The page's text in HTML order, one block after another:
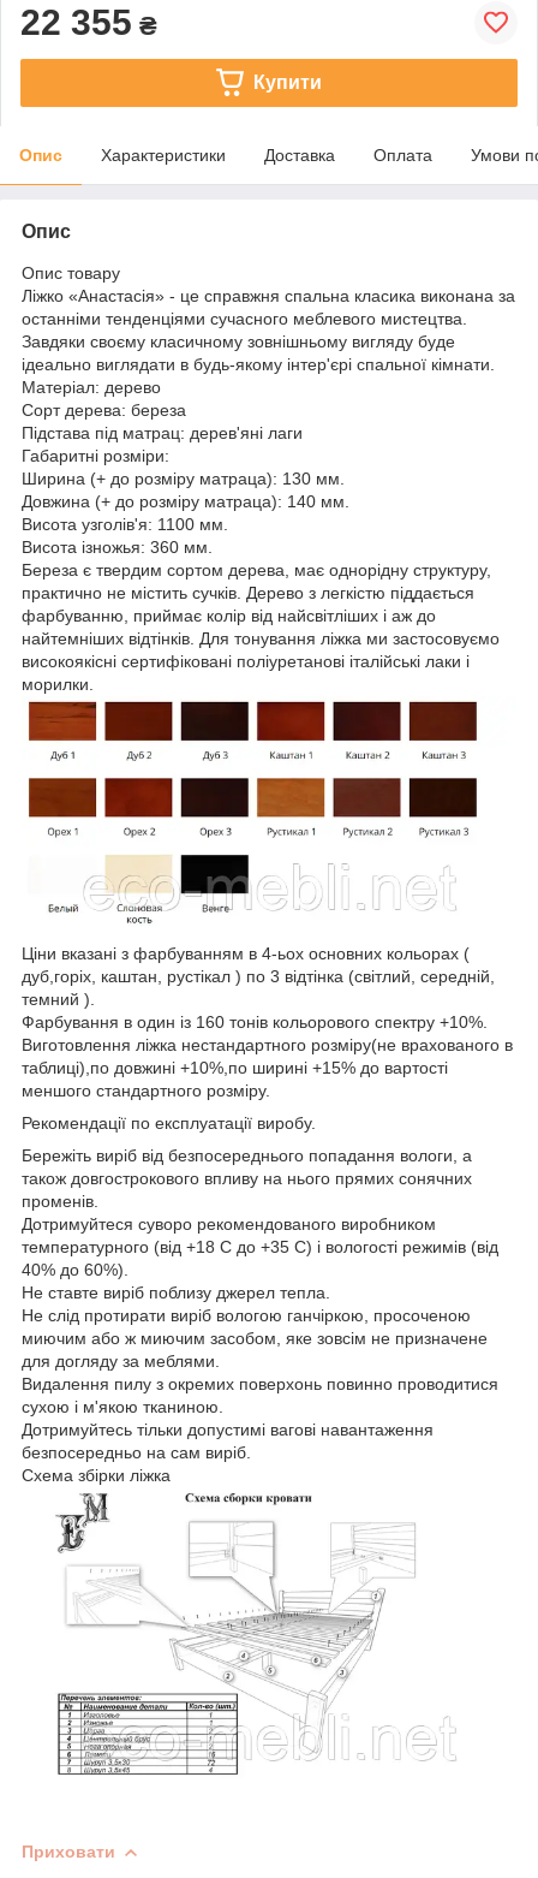
22 355 ₴
Купити
Опис Характеристики Доставка Оплата Умови
Опис
Опис товару
Ліжко «Анастасія» - це справжня спальна класика виконана за
останніми тенденціями сучасного меблевого мистецтва.
Завдяки своєму класичному зовнішньому вигляду буде
ідеально виглядати в будь-якому інтер'єрі спальної кімнати.
Матеріал: дерево
Сорт дерева: береза
Підстава під матрац: дерев'яні лаги
Габаритні розміри:
Ширина (+ до розміру матраца): 130 мм.
Довжина (+ до розміру матраца): 140 мм.
Висота узголів'я: 1100 мм.
Висота ізножья: 360 мм.
Береза є твердим сортом дерева, має однорідну структуру,
практично не містить сучків. Дерево з легкістю піддається
фарбуванню, приймає колір від найсвітліших і аж до
найтемніших відтінків. Для тонування ліжка ми застосовуємо
високоякісні сертифіковані поліуретанові італійські лаки і
морилки.
Ціни вказані з фарбуванням в 4-ьох основних кольорах (
дуб,горіх, каштан, рустікал ) по 3 відтінка (світлий, середній,
темний ).
Фарбування в один із 160 тонів кольорового спектру +10%.
Виготовлення ліжка нестандартного розміру(не врахованого в
таблиці),по довжині +10%,по ширині +15% до вартості
меншого стандартного розміру.
Рекомендації по експлуатації виробу.
Бережіть виріб від безпосереднього попадання вологи, а
також довгострокового впливу на нього прямих сонячних
променів.
Дотримуйтеся суворо рекомендованого виробником
температурного (від +18 С до +35 С) і вологості режимів (від
40% до 60%).
Не ставте виріб поблизу джерел тепла.
Не слід протирати виріб вологою ганчіркою, просоченою
миючим або ж миючим засобом, яке зовсім не призначене
для догляду за меблями.
Видалення пилу з окремих поверхонь повинно проводитися
сухою і м'якою тканиною.
Дотримуйтесь тільки допустимі вагові навантаження
безпосередньо на сам виріб.
Схема збірки ліжка
Приховати